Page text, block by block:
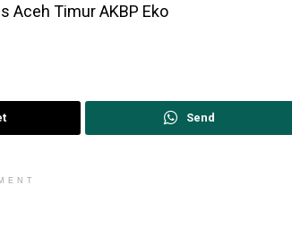
Aceh Timur AKBP Eko
Send